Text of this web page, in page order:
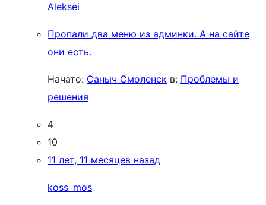
Aleksei
Пропали два меню из админки. А на сайте
они есть.
Начато: Саныч Смоленск в: Проблемы и
решения
4
10
11 лет, 11 месяцев назад
koss_mos